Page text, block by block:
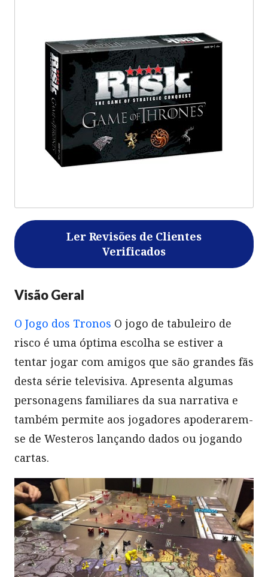
Ler Revisões de Clientes
Verificados
Visão Geral
O Jogo dos Tronos O jogo de tabuleiro de
risco é uma óptima escolha se estiver a
tentar jogar com amigos que são grandes fãs
desta série televisiva. Apresenta algumas
personagens familiares da sua narrativa e
também permite aos jogadores apoderarem-
se de Westeros lançando dados ou jogando
cartas.